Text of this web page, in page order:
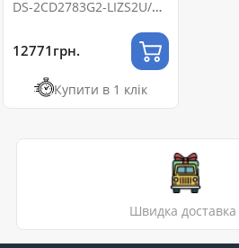
DS-2CD2783G2-LIZS2U/SL
12771грн.
Купити в 1 клік
Швидка доставка